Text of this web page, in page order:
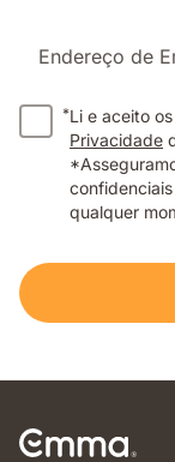
Endereço de
*Li e aceito os
Privacidade
qualquer